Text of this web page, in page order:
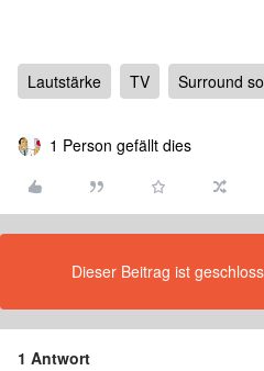
Lautstärke TV Surround
1 Person gefällt dies
Dieser Beitrag ist
1 Antwort